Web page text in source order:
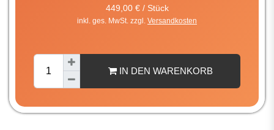
449,00 € / Stück
inkl. ges. MwSt. zzgl. Versandkosten
IN DEN WARENKORB